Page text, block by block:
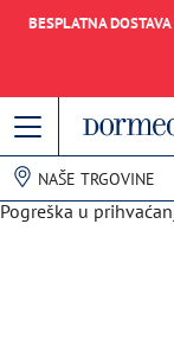
BESPLATNA
NAŠE TRGOVINE
Pogreška u